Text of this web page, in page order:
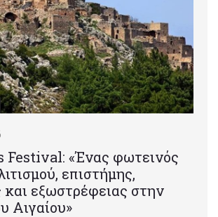
Festival: «Ένας φωτεινός
επιστήμης,
και εξωστρέφειας στην
Αιγαίου»